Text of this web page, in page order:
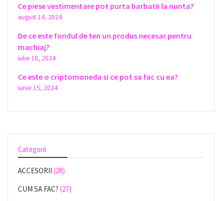
Ce piese vestimentare pot purta barbatii la nunta?
august 14, 2024
De ce este fondul de ten un produs necesar pentru
machiaj?
iulie 18, 2024
Ce este o criptomoneda si ce pot sa fac cu ea?
iunie 15, 2024
Categorii
ACCESORII (28)
CUM SA FAC? (27)